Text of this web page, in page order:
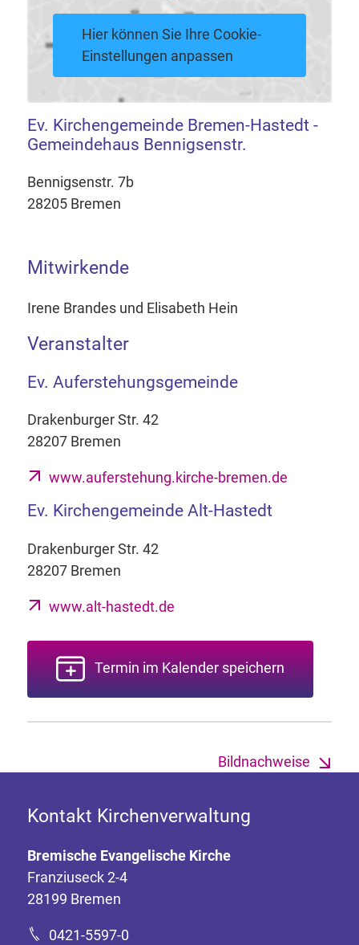
Hier können Sie Ihre Cookie-
Einstellungen anpassen
Ev. Kirchengemeinde Bremen-Hastedt -
Gemeindehaus Bennigsenstr.
Bennigsenstr. 7b
28205 Bremen
Mitwirkende
Irene Brandes und Elisabeth Hein
Veranstalter
Ev. Auferstehungsgemeinde
Drakenburger Str. 42
28207 Bremen
www.auferstehung.kirche-bremen.de
Ev. Kirchengemeinde Alt-Hastedt
Drakenburger Str. 42
28207 Bremen
www.alt-hastedt.de
Termin im Kalender speichern
Bildnachweise
Kontakt Kirchenverwaltung
Bremische Evangelische Kirche
Franziuseck 2-4
28199 Bremen
0421-5597-0